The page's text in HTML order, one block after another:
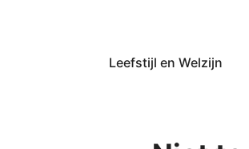
Leefstijl en Welzijn